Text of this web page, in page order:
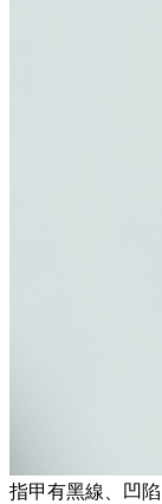
指甲有黑線、凹